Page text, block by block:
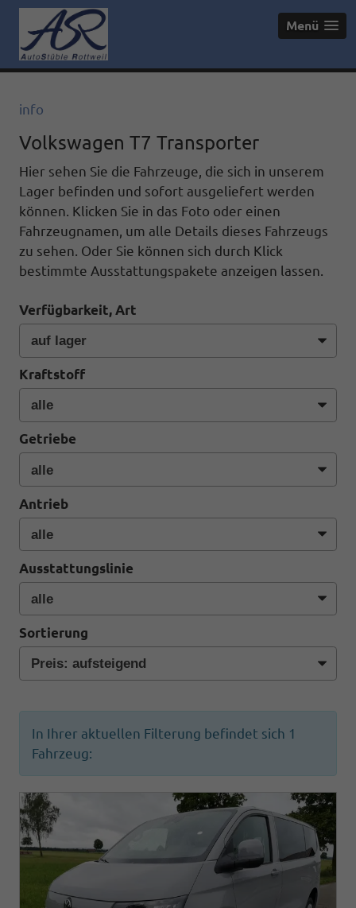
Menü
info
Volkswagen T7 Transporter
Hier sehen Sie die Fahrzeuge, die sich in unserem
Lager befinden und sofort ausgeliefert werden
können. Klicken Sie in das Foto oder einen
Fahrzeugnamen, um alle Details dieses Fahrzeugs
zu sehen. Oder Sie können sich durch Klick
bestimmte Ausstattungspakete anzeigen lassen.
Verfügbarkeit, Art
Kraftstoff
Getriebe
Antrieb
Ausstattungslinie
Sortierung
In Ihrer aktuellen Filterung befindet sich 1
Fahrzeug: